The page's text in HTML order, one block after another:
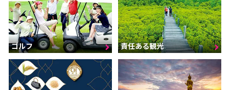
ゴルフ 責任ある観光